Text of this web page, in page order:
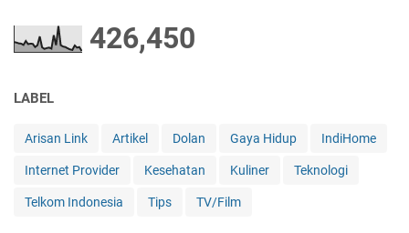
426,450
LABEL
Arisan Link Artikel Dolan Gaya Hidup IndiHome
Internet Provider Kesehatan Kuliner Teknologi
Telkom Indonesia Tips TV/Film